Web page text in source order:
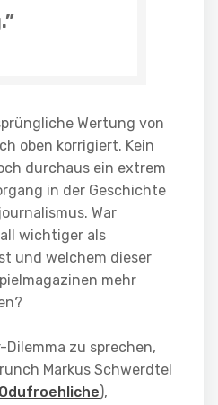
Wertung von
oben korrigiert. Kein
durchaus ein extrem
in der Geschichte
War
wichtiger als
und welchem dieser
mehr
Dilemma zu sprechen,
Markus Schwerdtel
),